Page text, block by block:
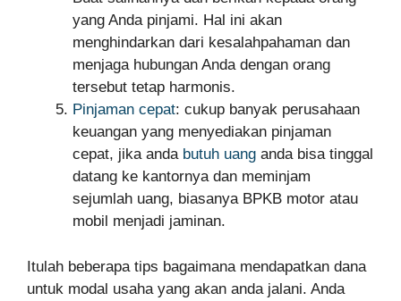
yang Anda pinjami. Hal ini akan
menghindarkan dari kesalahpahaman dan
menjaga hubungan Anda dengan orang
tersebut tetap harmonis.
Pinjaman cepat: cukup banyak perusahaan
keuangan yang menyediakan pinjaman
cepat, jika anda butuh uang anda bisa tinggal
datang ke kantornya dan meminjam
sejumlah uang, biasanya BPKB motor atau
mobil menjadi jaminan.
Itulah beberapa tips bagaimana mendapatkan dana
untuk modal usaha yang akan anda jalani. Anda